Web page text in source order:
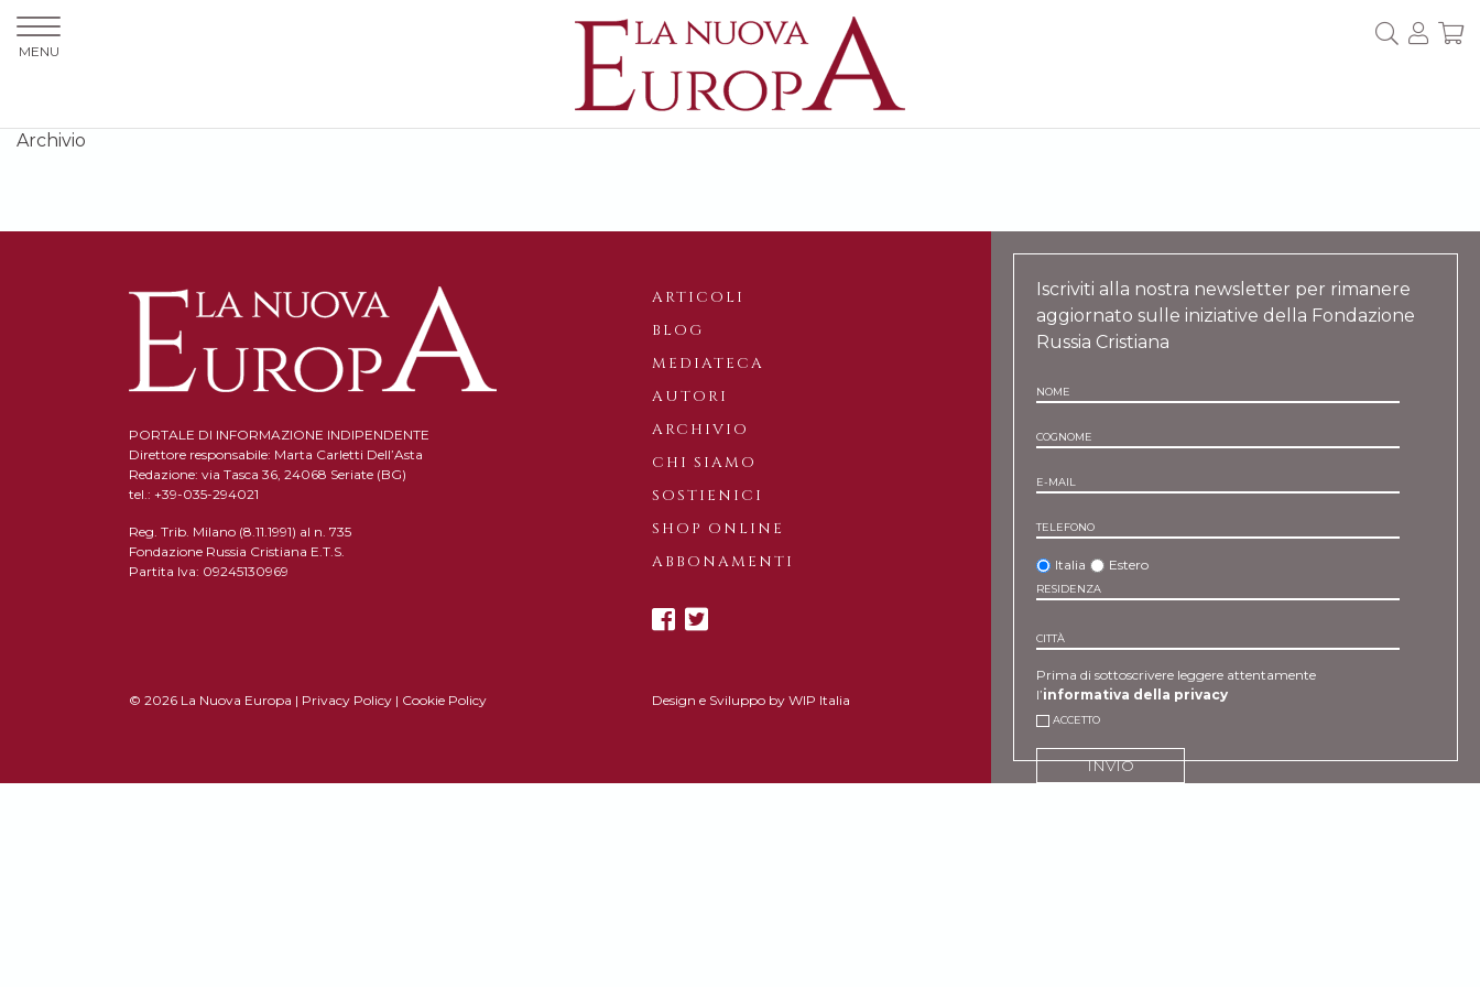
Archivio
PORTALE DI INFORMAZIONE INDIPENDENTE
Direttore responsabile: Marta Carletti Dell’Asta
Redazione: via Tasca 36, 24068 Seriate (BG)
tel.: +39-035-294021
Reg. Trib. Milano (8.11.1991) al n. 735
Fondazione Russia Cristiana E.T.S.
Partita Iva: 09245130969
ARTICOLI
BLOG
MEDIATECA
AUTORI
ARCHIVIO
CHI SIAMO
SOSTIENICI
SHOP ONLINE
ABBONAMENTI
© 2026 La Nuova Europa | Privacy Policy | Cookie Policy Design e Sviluppo by WIP Italia
Iscriviti alla nostra newsletter per rimanere
aggiornato sulle iniziative della Fondazione
Russia Cristiana
NOME
COGNOME
E-MAIL
TELEFONO
Italia Estero
RESIDENZA
CITTÀ
Prima di sottoscrivere leggere attentamente
l’informativa della privacy
ACCETTO
INVIO
MENU